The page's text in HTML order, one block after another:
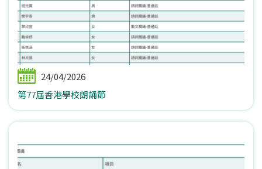
24/04/2026
第77屆香港學校朗誦節